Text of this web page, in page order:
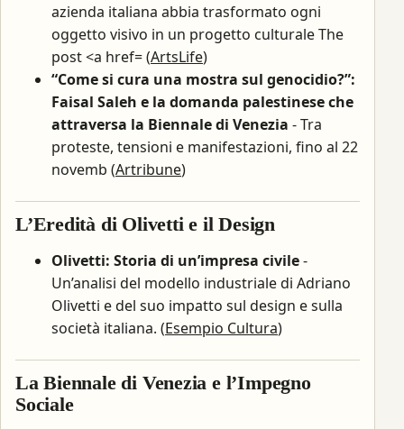
azienda italiana abbia trasformato ogni
oggetto visivo in un progetto culturale The
post <a href= (ArtsLife)
“Come si cura una mostra sul genocidio?”:
Faisal Saleh e la domanda palestinese che
attraversa la Biennale di Venezia - Tra
proteste, tensioni e manifestazioni, fino al 22
novemb (Artribune)
L’Eredità di Olivetti e il Design
Olivetti: Storia di un’impresa civile-
Un’analisi del modello industriale di Adriano
Olivetti e del suo impatto sul design e sulla
società italiana. (Esempio Cultura)
La Biennale di Venezia e l’Impegno
Sociale